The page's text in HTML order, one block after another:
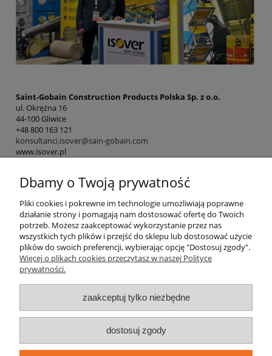
Saint-Gobain Construction Products Polska Sp. z o.o.
ul. Okrężna 16
44-100 Gliwice
+48 800 163 121
konsultanci.isover@sain-gobain.com
www.isover.pl
Pomoc
Kategorie
Płatności i dostawa
Informacje
Dbamy o Twoją prywatność
Pliki cookies i pokrewne im technologie umożliwiają poprawne
działanie strony i pomagają nam dostosować ofertę do Twoich
potrzeb. Możesz zaakceptować wykorzystanie przez nas
wszystkich tych plików i przejść do sklepu lub dostosować użycie
plików do swoich preferencji, wybierając opcję "Dostosuj zgody".
Więcej o plikach cookies przeczytasz w naszej Polityce
prywatności.
zaakceptuj tylko niezbędne
dostosuj zgody